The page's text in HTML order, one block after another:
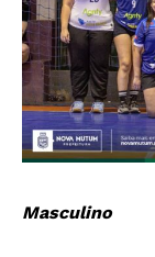
Masculino